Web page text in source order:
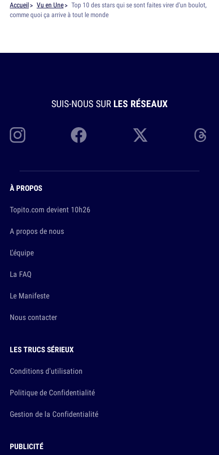
Accueil Vu en Une
Top 10 des stars qui se sont faites virer d'un boulot,
comme quoi ça arrive à tout le monde
SUIS-NOUS SUR LES RÉSEAUX
À PROPOS
Topito.com devient 10h26
A propos de nous
L'équipe
La FAQ
Le Manifeste
Nous contacter
LES TRUCS SÉRIEUX
Conditions d'utilisation
Politique de Confidentialité
Gestion de la Confidentialité
PUBLICITÉ